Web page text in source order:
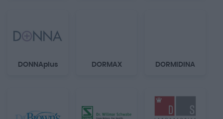
DONNAplus DORMAX DORMIDINA